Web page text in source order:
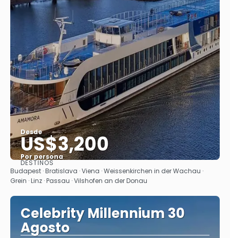
Desde
US$3,200
Por persona
Ver
DESTINOS
Budapest · Bratislava · Viena · Weissenkirchen in der Wachau ·
Grein · Linz · Passau · Vilshofen an der Donau
Celebrity Millennium 30
Agosto